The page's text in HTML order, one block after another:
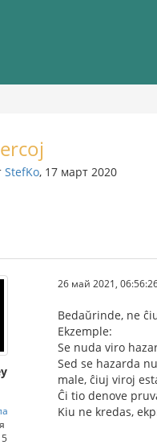
StefKo, 17 март 2020
26 май 2021,
Bedaŭrinde, ne
Ekzemple:
Se nuda viro
Sed se hazarda
male, ĉiuj viroj
Ĉi tio denove
Kiu ne kredas,